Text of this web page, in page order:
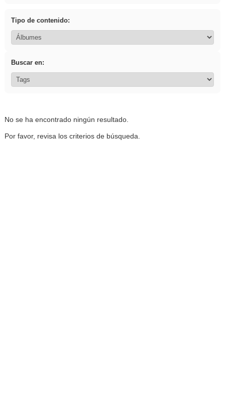
Tipo de contenido:
Buscar en:
No se ha encontrado ningún resultado.
Por favor, revisa los criterios de búsqueda.